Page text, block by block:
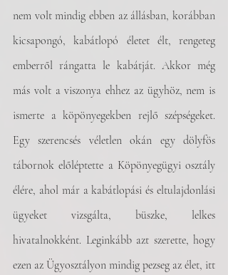
nem volt mindig ebben az állásban, korábban
kicsapongó, kabátlopó életet élt, rengeteg
emberről rángatta le kabátját. Akkor még
más volt a viszonya ehhez az ügyhöz, nem is
ismerte a köpönyegekben rejlő szépségeket.
Egy szerencsés véletlen okán egy dölyfös
tábornok előléptette a Köpönyegügyi osztály
élére, ahol már a kabátlopási és eltulajdonlási
ügyeket vizsgálta, büszke, lelkes
hivatalnokként. Leginkább azt szerette, hogy
ezen az Ügyosztályon mindig pezseg az élet, itt